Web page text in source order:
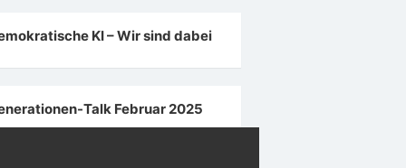
KI – Wir sind dabei
Talk Februar 2025